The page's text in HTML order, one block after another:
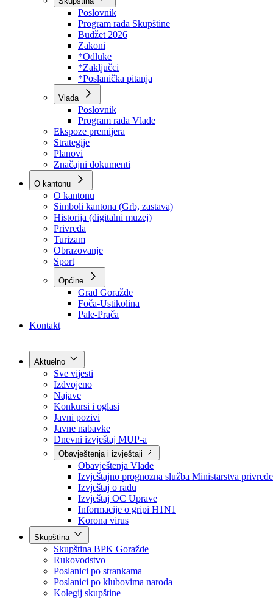
Dokumenti
Skupština
Poslovnik
Program rada Skupštine
Budžet 2026
Zakoni
*Odluke
*Zaključci
*Poslanička pitanja
Vlada
Poslovnik
Program rada Vlade
Ekspoze premijera
Strategije
Planovi
Značajni dokumenti
O kantonu
O kantonu
Simboli kantona (Grb, zastava)
Historija (digitalni muzej)
Privreda
Turizam
Obrazovanje
Sport
Općine
Kontakt
Aktuelno
Sve vijesti
Izdvojeno
Najave
Konkursi i oglasi
Javni pozivi
Javne nabavke
Dnevni izvještaj MUP-a
Obavještenja i izvještaji
Obavještenja Vlade
Izvještajno prognozna služba Ministarstva privrede
Izvještaj o radu
Izvještaj OC Uprave
Informacije o gripi H1N1
Korona virus
Skupština
Skupština BPK Goražde
Rukovodstvo